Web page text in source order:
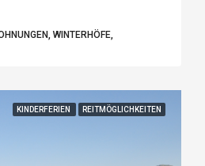
WINTERHÖFE,
KINDERFERIEN REITMÖGLICHKEITEN